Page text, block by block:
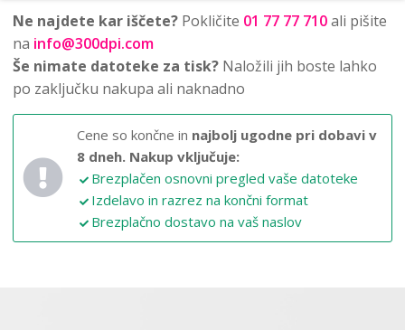
Ne najdete kar iščete? Pokličite 01 77 77 710ali pišite
na info@300dpi.com
Še nimate datoteke za tisk? Naložili jih boste lahko
po zaključku nakupa ali naknadno
Cene so končne in najbolj ugodne pri dobavi v
8 dneh. Nakup vključuje:
Brezplačen osnovni pregled vaše datoteke
Izdelavo in razrez na končni format
Brezplačno dostavo na vaš naslov